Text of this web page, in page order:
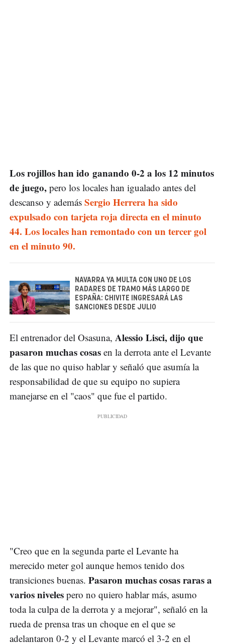
Los rojillos han ido ganando 0-2 a los 12 minutos
de juego, pero los locales han igualado antes del
descanso y además Sergio Herrera ha sido
expulsado con tarjeta roja directa en el minuto
44. Los locales han remontado con un tercer gol
en el minuto 90.
NAVARRA YA MULTA CON UNO DE LOS
RADARES DE TRAMO MÁS LARGO DE
ESPAÑA: CHIVITE INGRESARÁ LAS
SANCIONES DESDE JULIO
El entrenador del Osasuna, Alessio Lisci, dijo que
pasaron muchas cosas en la derrota ante el Levante
de las que no quiso hablar y señaló que asumía la
responsabilidad de que su equipo no supiera
manejarse en el "caos" que fue el partido.
"Creo que en la segunda parte el Levante ha
merecido meter gol aunque hemos tenido dos
transiciones buenas. Pasaron muchas cosas raras a
varios niveles pero no quiero hablar más, asumo
toda la culpa de la derrota y a mejorar", señaló en la
rueda de prensa tras un choque en el que se
adelantaron 0-2 y el Levante marcó el 3-2 en el